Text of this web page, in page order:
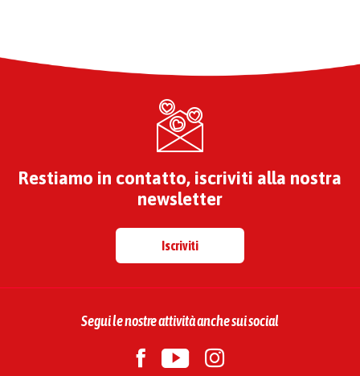
Restiamo in contatto, iscriviti alla nostra
newsletter
Iscriviti
Segui le nostre attività anche sui social